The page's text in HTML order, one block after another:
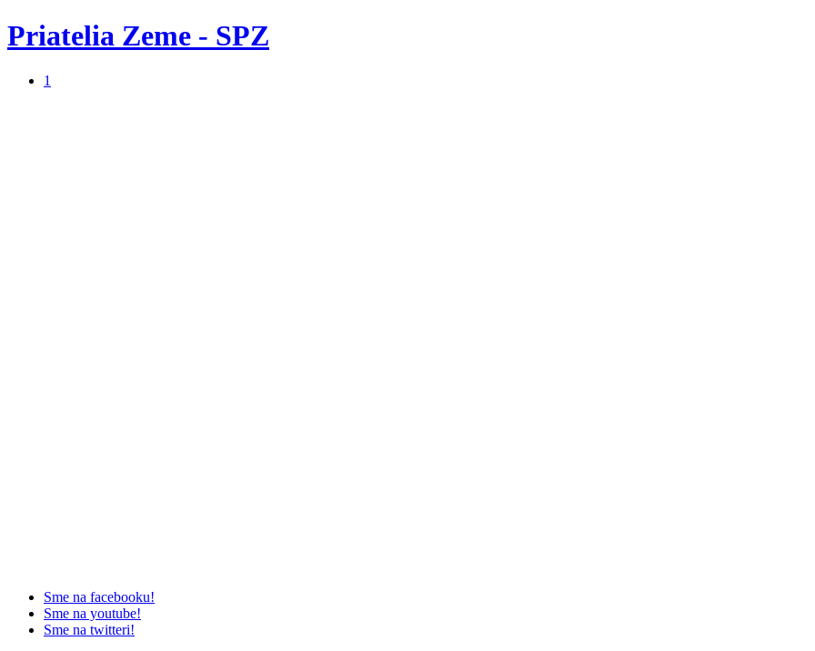
Priatelia Zeme - SPZ
1
Sme na facebooku!
Sme na youtube!
Sme na twitteri!